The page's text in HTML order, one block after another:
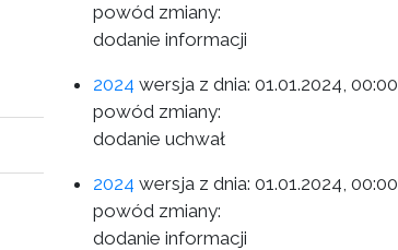
powód zmiany:
dodanie informacji
2024 wersja z dnia: 01.01.2024, 00:00
powód zmiany:
dodanie uchwał
2024 wersja z dnia: 01.01.2024, 00:00
powód zmiany:
dodanie informacji